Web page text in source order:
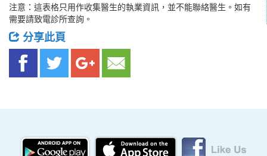
注意：這表格只用作收集醫生的執業資訊，並不能聯絡醫生。如有
需要請致電診所查詢。
分享此頁